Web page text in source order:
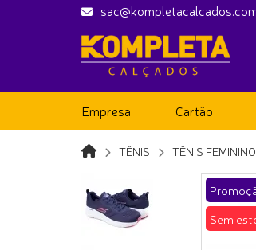
Empresa Cartão
TÊNIS TÊNIS FEMININO
Sem